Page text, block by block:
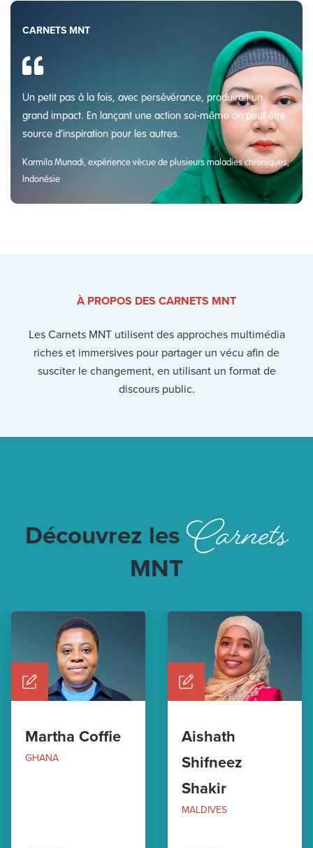
CARNETS MNT
Un petit pas à la fois, avec persévérance, produirait un
grand impact. En lançant une action soi-même on peut être
source d’inspiration pour les autres.
Karmila Munadi, expérience vécue de plusieurs maladies chroniques,
Indonésie
À PROPOS DES CARNETS MNT
Les Carnets MNT utilisent des approches multimédia
riches et immersives pour partager un vécu afin de
susciter le changement, en utilisant un format de
discours public.
Découvrez lesCarnets
MNT
Martha Coffie
GHANA
Aishath
Shifneez
Shakir
MALDIVES